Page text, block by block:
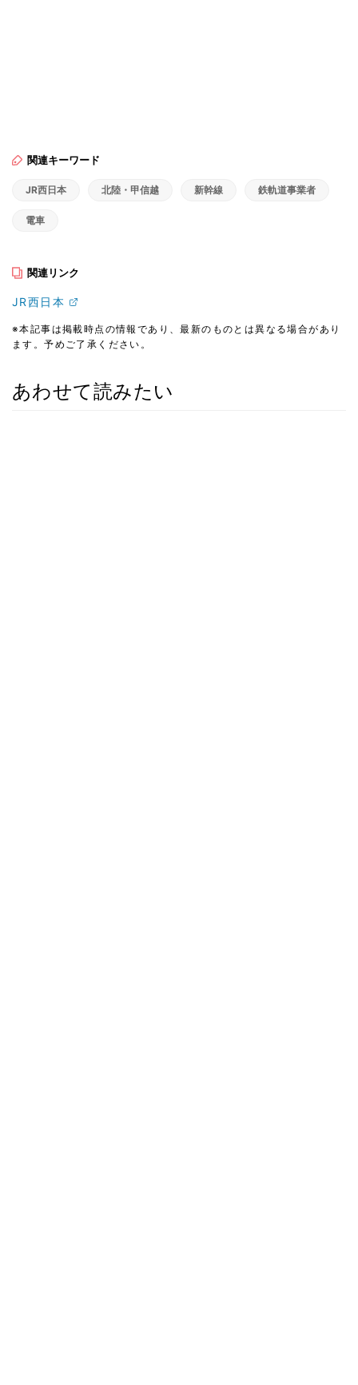
関連キーワード
JR西日本 北陸・甲信越 新幹線 鉄軌道事業者
電車
関連リンク
JR西日本
※本記事は掲載時点の情報であり、最新のものとは異なる場合があり
ます。予めご了承ください。
あわせて読みたい